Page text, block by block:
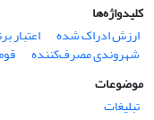
کلیدواژه‌ها
ارزش ادراک شده
اعتبار
شهروندی مصرف‌کننده
موضوعات
تبلیغات